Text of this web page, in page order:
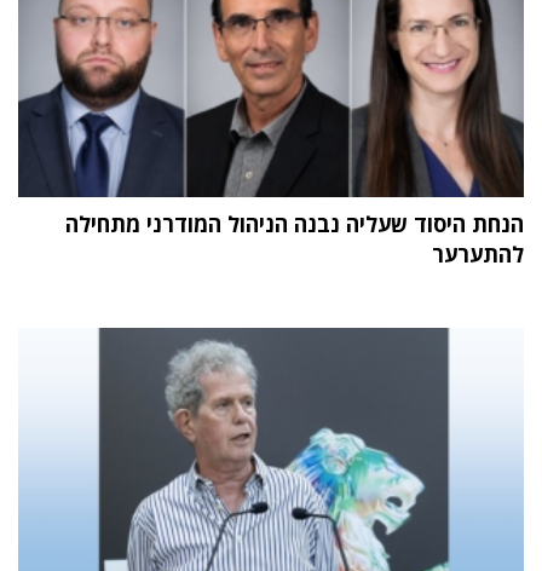
הנחת היסוד שעליה נבנה הניהול המודרני מתחילה
להתערער